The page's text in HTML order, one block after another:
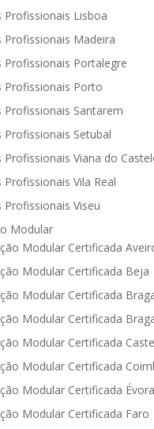
Profissionais Lisboa
Profissionais Madeira
Profissionais Portalegre
Profissionais Porto
Profissionais Santarem
Profissionais Setubal
Profissionais Viana do
Profissionais Vila Real
Profissionais Viseu
Modular
Modular Certificada
Modular Certificada Beja
Modular Certificada
Modular Certificada
Modular Certificada
Modular Certificada
Modular Certificada Évora
Modular Certificada Faro